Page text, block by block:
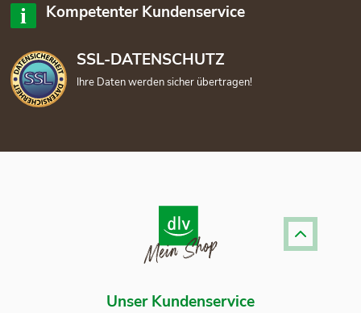
Kompetenter Kundenservice
SSL-DATENSCHUTZ
Ihre Daten werden sicher übertragen!
Unser Kundenservice